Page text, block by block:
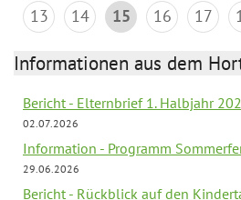
13
14 15 16 17
Informationen aus dem
Bericht - Elternbrief 1. Halbjahr
02.07.2026
Information - Programm
29.06.2026
Bericht - Rückblick auf den